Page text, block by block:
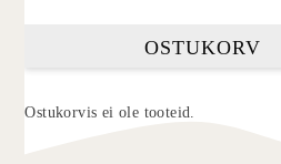
OSTUKORV
Ostukorvis ei ole tooteid.